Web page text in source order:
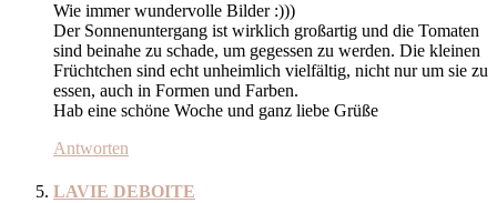
Wie immer wundervolle Bilder :)))
Der Sonnenuntergang ist wirklich großartig und die Tomaten
sind beinahe zu schade, um gegessen zu werden. Die kleinen
Früchtchen sind echt unheimlich vielfältig, nicht nur um sie zu
essen, auch in Formen und Farben.
Hab eine schöne Woche und ganz liebe Grüße
Antworten
LAVIE DEBOITE